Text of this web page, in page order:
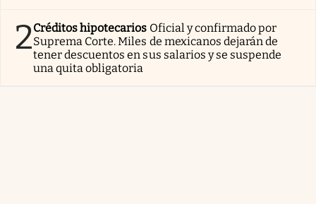
2Créditos hipotecarios Oficial y confirmado por
Suprema Corte. Miles de mexicanos dejarán de
tener descuentos en sus salarios y se suspende
una quita obligatoria